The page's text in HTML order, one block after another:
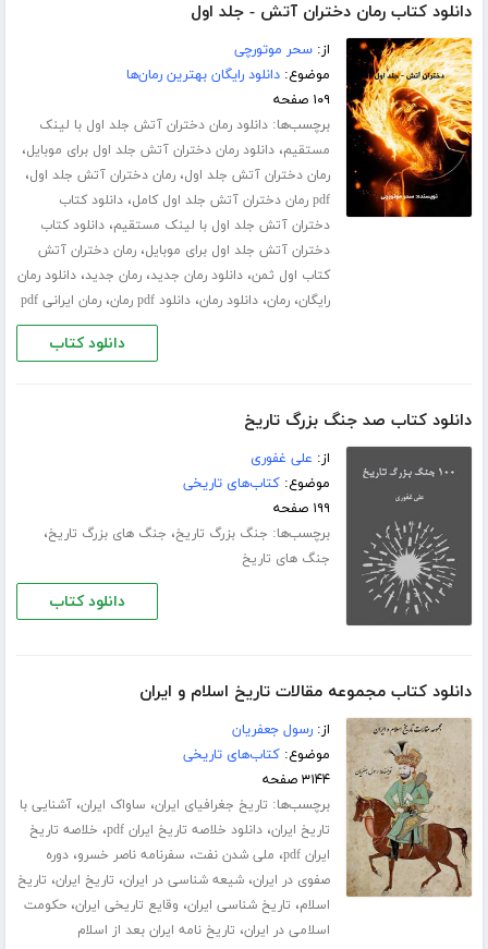
دانلود کتاب رمان دختران آتش - جلد اول
از:سحر موتورچی
موضوع:دانلود رایگان بهترین رمان‌ها
۱۰۹ صفحه
برچسب‌ها:دانلود رمان دختران آتش جلد اول با لینک
مستقیم،دانلود رمان دختران آتش جلد اول برای موبایل،
رمان دختران آتش جلد اول،رمان دختران آتش جلد اول،
pdf رمان دختران آتش جلد اول کامل ،دانلود کتاب
دختران آتش جلد اول با لینک مستقیم،دانلود کتاب
دختران آتش جلد اول برای موبایل،رمان دختران آتش
کتاب اول ثمن،دانلود رمان جدید،رمان جدید،دانلود رمان
رایگان،رمان،دانلود رمان،دانلود pdf رمان ،رمان ایرانی pdf
دانلود کتاب
دانلود کتاب صد جنگ بزرگ تاریخ
از: علی غفوری
موضوع:کتاب‌های تاریخی
۱۹۹ صفحه
برچسب‌ها: جنگ بزرگ تاریخ، جنگ های بزرگ تاریخ،
جنگ های تاریخ
دانلود کتاب
دانلود کتاب مجموعه مقالات تاریخ اسلام و ایران
از:رسول جعفریان
موضوع:کتاب‌های تاریخی
۳۱۴۴ صفحه
برچسب‌ها: تاریخ جغرافیای ایران، ساواک ایران،آشنایی با
تاریخ ایران،دانلود خلاصه تاریخ ایران pdf ، خلاصه تاریخ
ایران pdf
، ملی شدن نفت، سفرنامه ناصر خسرو،دوره
صفوی در ایران،شیعه شناسی در ایران، تاریخ ایران، تاریخ
اسلام، تاریخ شناسی ایران، وقایع تاریخی ایران،حکومت
اسلامی در ایران، تاریخ نامه ایران بعد از اسلام